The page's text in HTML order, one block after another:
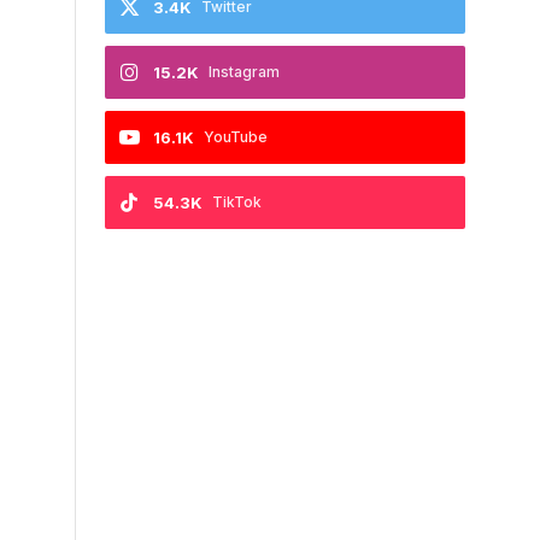
Twitter
3.4K
Instagram
15.2K
YouTube
16.1K
TikTok
54.3K